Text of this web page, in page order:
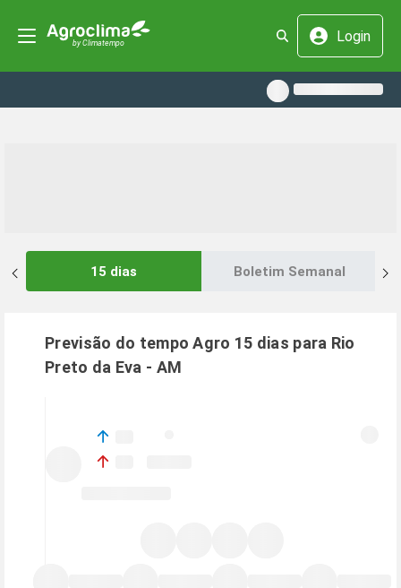
Login
15 dias Boletim Semanal
Previsão do tempo Agro 15 dias para Rio
Preto da Eva - AM